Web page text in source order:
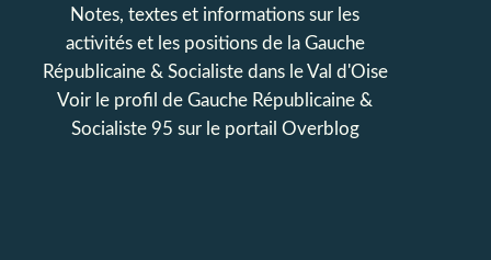
Notes, textes et informations sur les
activités et les positions de la Gauche
Républicaine & Socialiste dans le Val d'Oise
Voir le profil de Gauche Républicaine &
Socialiste 95 sur le portail Overblog